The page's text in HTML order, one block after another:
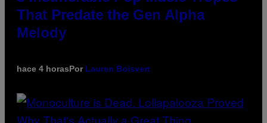
That Predate the Gen Alpha
Melody
hace 4 horasPor Lauren Boisvert